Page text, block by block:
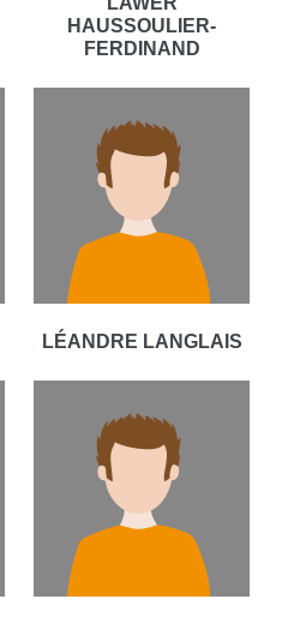
HAUSSOULIER-
FERDINAND
LÉANDRE LANGLAIS